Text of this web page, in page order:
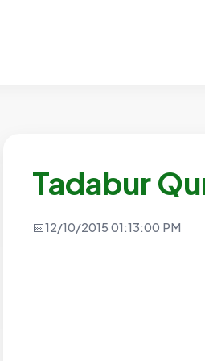
Tadabur
12/10/2015 01:13:00 PM